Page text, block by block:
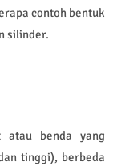
contoh bentuk
silinder.
atau benda yang
tinggi), berbeda